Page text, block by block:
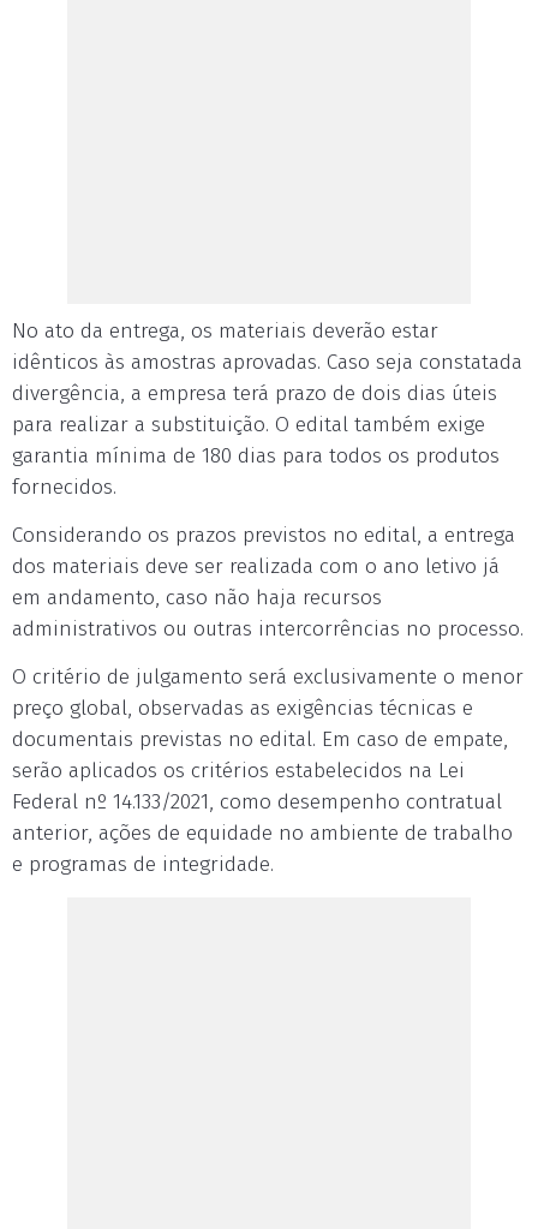
No ato da entrega, os materiais deverão estar
idênticos às amostras aprovadas. Caso seja constatada
divergência, a empresa terá prazo de dois dias úteis
para realizar a substituição. O edital também exige
garantia mínima de 180 dias para todos os produtos
fornecidos.
Considerando os prazos previstos no edital, a entrega
dos materiais deve ser realizada com o ano letivo já
em andamento, caso não haja recursos
administrativos ou outras intercorrências no processo.
O critério de julgamento será exclusivamente o menor
preço global, observadas as exigências técnicas e
documentais previstas no edital. Em caso de empate,
serão aplicados os critérios estabelecidos na Lei
Federal nº 14.133/2021, como desempenho contratual
anterior, ações de equidade no ambiente de trabalho
e programas de integridade.